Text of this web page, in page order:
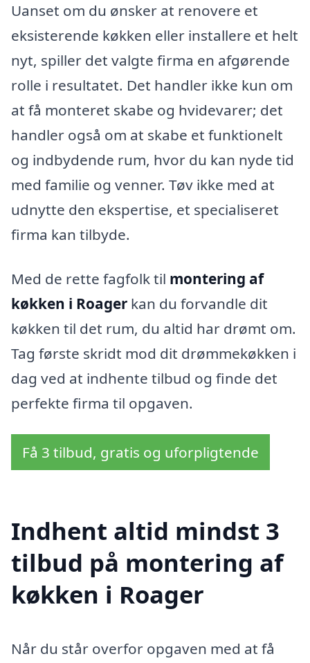
Uanset om du ønsker at renovere et
eksisterende køkken eller installere et helt
nyt, spiller det valgte firma en afgørende
rolle i resultatet. Det handler ikke kun om
at få monteret skabe og hvidevarer; det
handler også om at skabe et funktionelt
og indbydende rum, hvor du kan nyde tid
med familie og venner. Tøv ikke med at
udnytte den ekspertise, et specialiseret
firma kan tilbyde.
Med de rette fagfolk til montering af
køkken i Roager kan du forvandle dit
køkken til det rum, du altid har drømt om.
Tag første skridt mod dit drømmekøkken i
dag ved at indhente tilbud og finde det
perfekte firma til opgaven.
Få 3 tilbud, gratis og uforpligtende
Indhent altid mindst 3
tilbud på montering af
køkken i Roager
Når du står overfor opgaven med at få